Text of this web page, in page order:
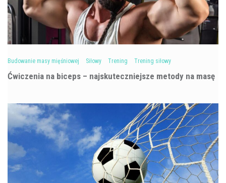
Budowanie masy mięśniowej Siłowy Trening Trening siłowy
Ćwiczenia na biceps – najskuteczniejsze metody na masę